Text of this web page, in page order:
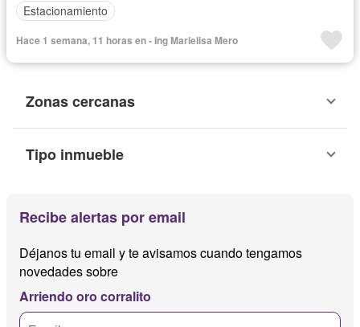
Estacionamiento
Hace 1 semana, 11 horas en - Ing Marielisa Mero
Zonas cercanas
Tipo inmueble
Recibe alertas por email
Déjanos tu email y te avisamos cuando tengamos
novedades sobre
Arriendo oro corralito